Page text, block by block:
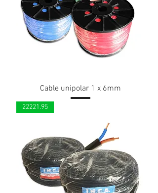
Cable unipolar 1 x 6mm
22221.95